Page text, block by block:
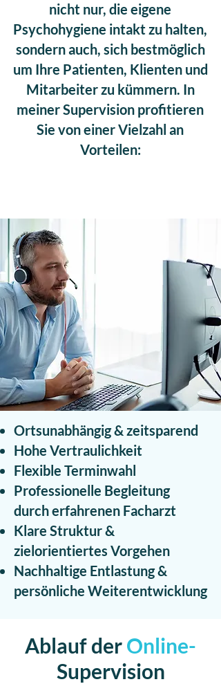
nicht nur, die eigene
Psychohygiene intakt zu halten,
sondern auch, sich bestmöglich
um Ihre Patienten, Klienten und
Mitarbeiter zu kümmern. In
meiner Supervision profitieren
Sie von einer Vielzahl an
Vorteilen:
Ortsunabhängig & zeitsparend
Hohe Vertraulichkeit
Flexible Terminwahl
Professionelle Begleitung
durch erfahrenen Facharzt
Klare Struktur &
zielorientiertes Vorgehen
Nachhaltige Entlastung &
persönliche Weiterentwicklung
Ablauf derOnline-
Supervision